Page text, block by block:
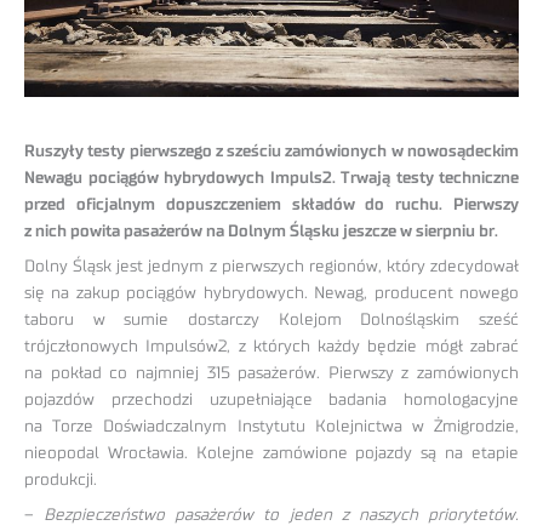
Ruszyły testy pierwszego z sześciu zamówionych w nowosądeckim
Newagu pociągów hybrydowych Impuls2. Trwają testy techniczne
przed oficjalnym dopuszczeniem składów do ruchu. Pierwszy
z nich powita pasażerów na Dolnym Śląsku jeszcze w sierpniu br.
Dolny Śląsk jest jednym z pierwszych regionów, który zdecydował
się na zakup pociągów hybrydowych. Newag, producent nowego
taboru w sumie dostarczy Kolejom Dolnośląskim sześć
trójczłonowych Impulsów2, z których każdy będzie mógł zabrać
na pokład co najmniej 315 pasażerów. Pierwszy z zamówionych
pojazdów przechodzi uzupełniające badania homologacyjne
na Torze Doświadczalnym Instytutu Kolejnictwa w Żmigrodzie,
nieopodal Wrocławia. Kolejne zamówione pojazdy są na etapie
produkcji.
– Bezpieczeństwo pasażerów to jeden z naszych priorytetów.